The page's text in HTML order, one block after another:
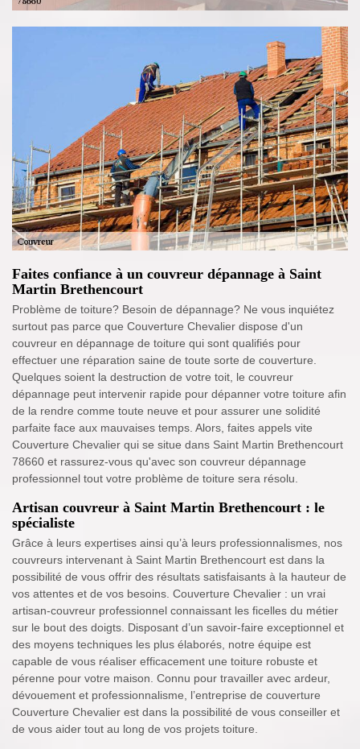
Faites confiance à un couvreur dépannage à Saint
Martin Brethencourt
Problème de toiture? Besoin de dépannage? Ne vous inquiétez
surtout pas parce que Couverture Chevalier dispose d'un
couvreur en dépannage de toiture qui sont qualifiés pour
effectuer une réparation saine de toute sorte de couverture.
Quelques soient la destruction de votre toit, le couvreur
dépannage peut intervenir rapide pour dépanner votre toiture afin
de la rendre comme toute neuve et pour assurer une solidité
parfaite face aux mauvaises temps. Alors, faites appels vite
Couverture Chevalier qui se situe dans Saint Martin Brethencourt
78660 et rassurez-vous qu'avec son couvreur dépannage
professionnel tout votre problème de toiture sera résolu.
Artisan couvreur à Saint Martin Brethencourt : le
spécialiste
Grâce à leurs expertises ainsi qu’à leurs professionnalismes, nos
couvreurs intervenant à Saint Martin Brethencourt est dans la
possibilité de vous offrir des résultats satisfaisants à la hauteur de
vos attentes et de vos besoins. Couverture Chevalier : un vrai
artisan-couvreur professionnel connaissant les ficelles du métier
sur le bout des doigts. Disposant d’un savoir-faire exceptionnel et
des moyens techniques les plus élaborés, notre équipe est
capable de vous réaliser efficacement une toiture robuste et
pérenne pour votre maison. Connu pour travailler avec ardeur,
dévouement et professionnalisme, l’entreprise de couverture
Couverture Chevalier est dans la possibilité de vous conseiller et
de vous aider tout au long de vos projets toiture.